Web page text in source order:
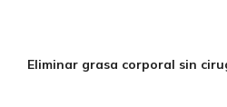
Eliminar grasa corporal sin